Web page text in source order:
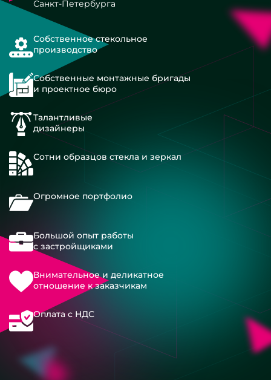
Санкт-Петербурга
Собственное стекольное
производство
Собственные монтажные бригады
и проектное бюро
Талантливые
дизайнеры
Сотни образцов стекла и зеркал
Огромное портфолио
Большой опыт работы
с застройщиками
Внимательное и деликатное
отношение к заказчикам
Оплата с НДС